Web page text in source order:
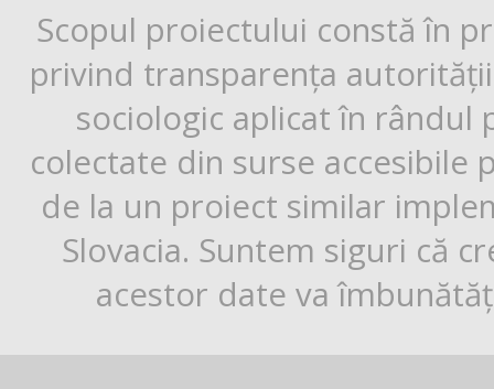
Scopul proiectului constă în
privind transparența
sociologic aplicat în rândul
colectate din surse
de la un proiect similar
Slovacia. Suntem siguri că
acestor date va